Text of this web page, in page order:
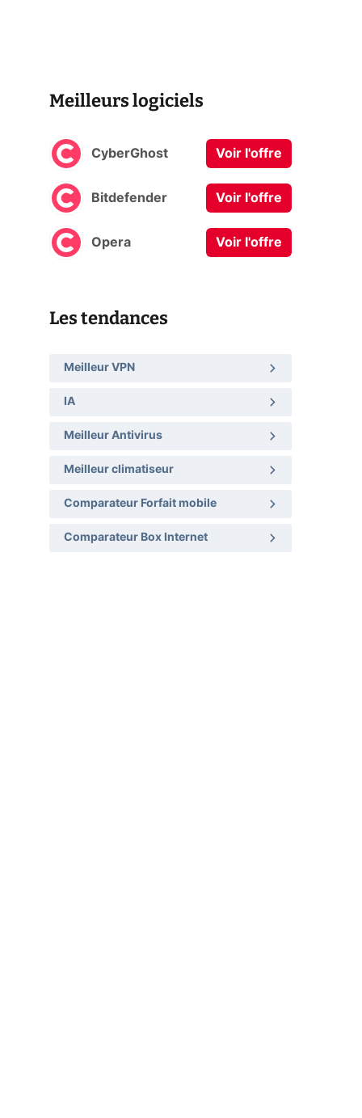
Meilleurs logiciels
CyberGhost Voir l'offre
Bitdefender Voir l'offre
Opera Voir l'offre
Les tendances
Meilleur VPN
IA
Meilleur Antivirus
Meilleur climatiseur
Comparateur Forfait mobile
Comparateur Box Internet